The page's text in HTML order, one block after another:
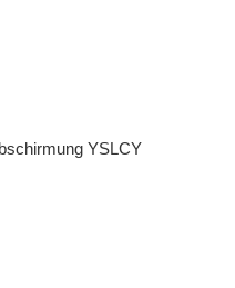
YSLCY